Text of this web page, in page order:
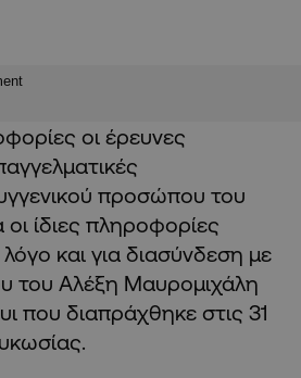
οι έρευνες
προσώπου του
ίδιες πληροφορίες
και για διασύνδεση με
του Αλέξη Μαυρομιχάλη
που διαπράχθηκε στις 31